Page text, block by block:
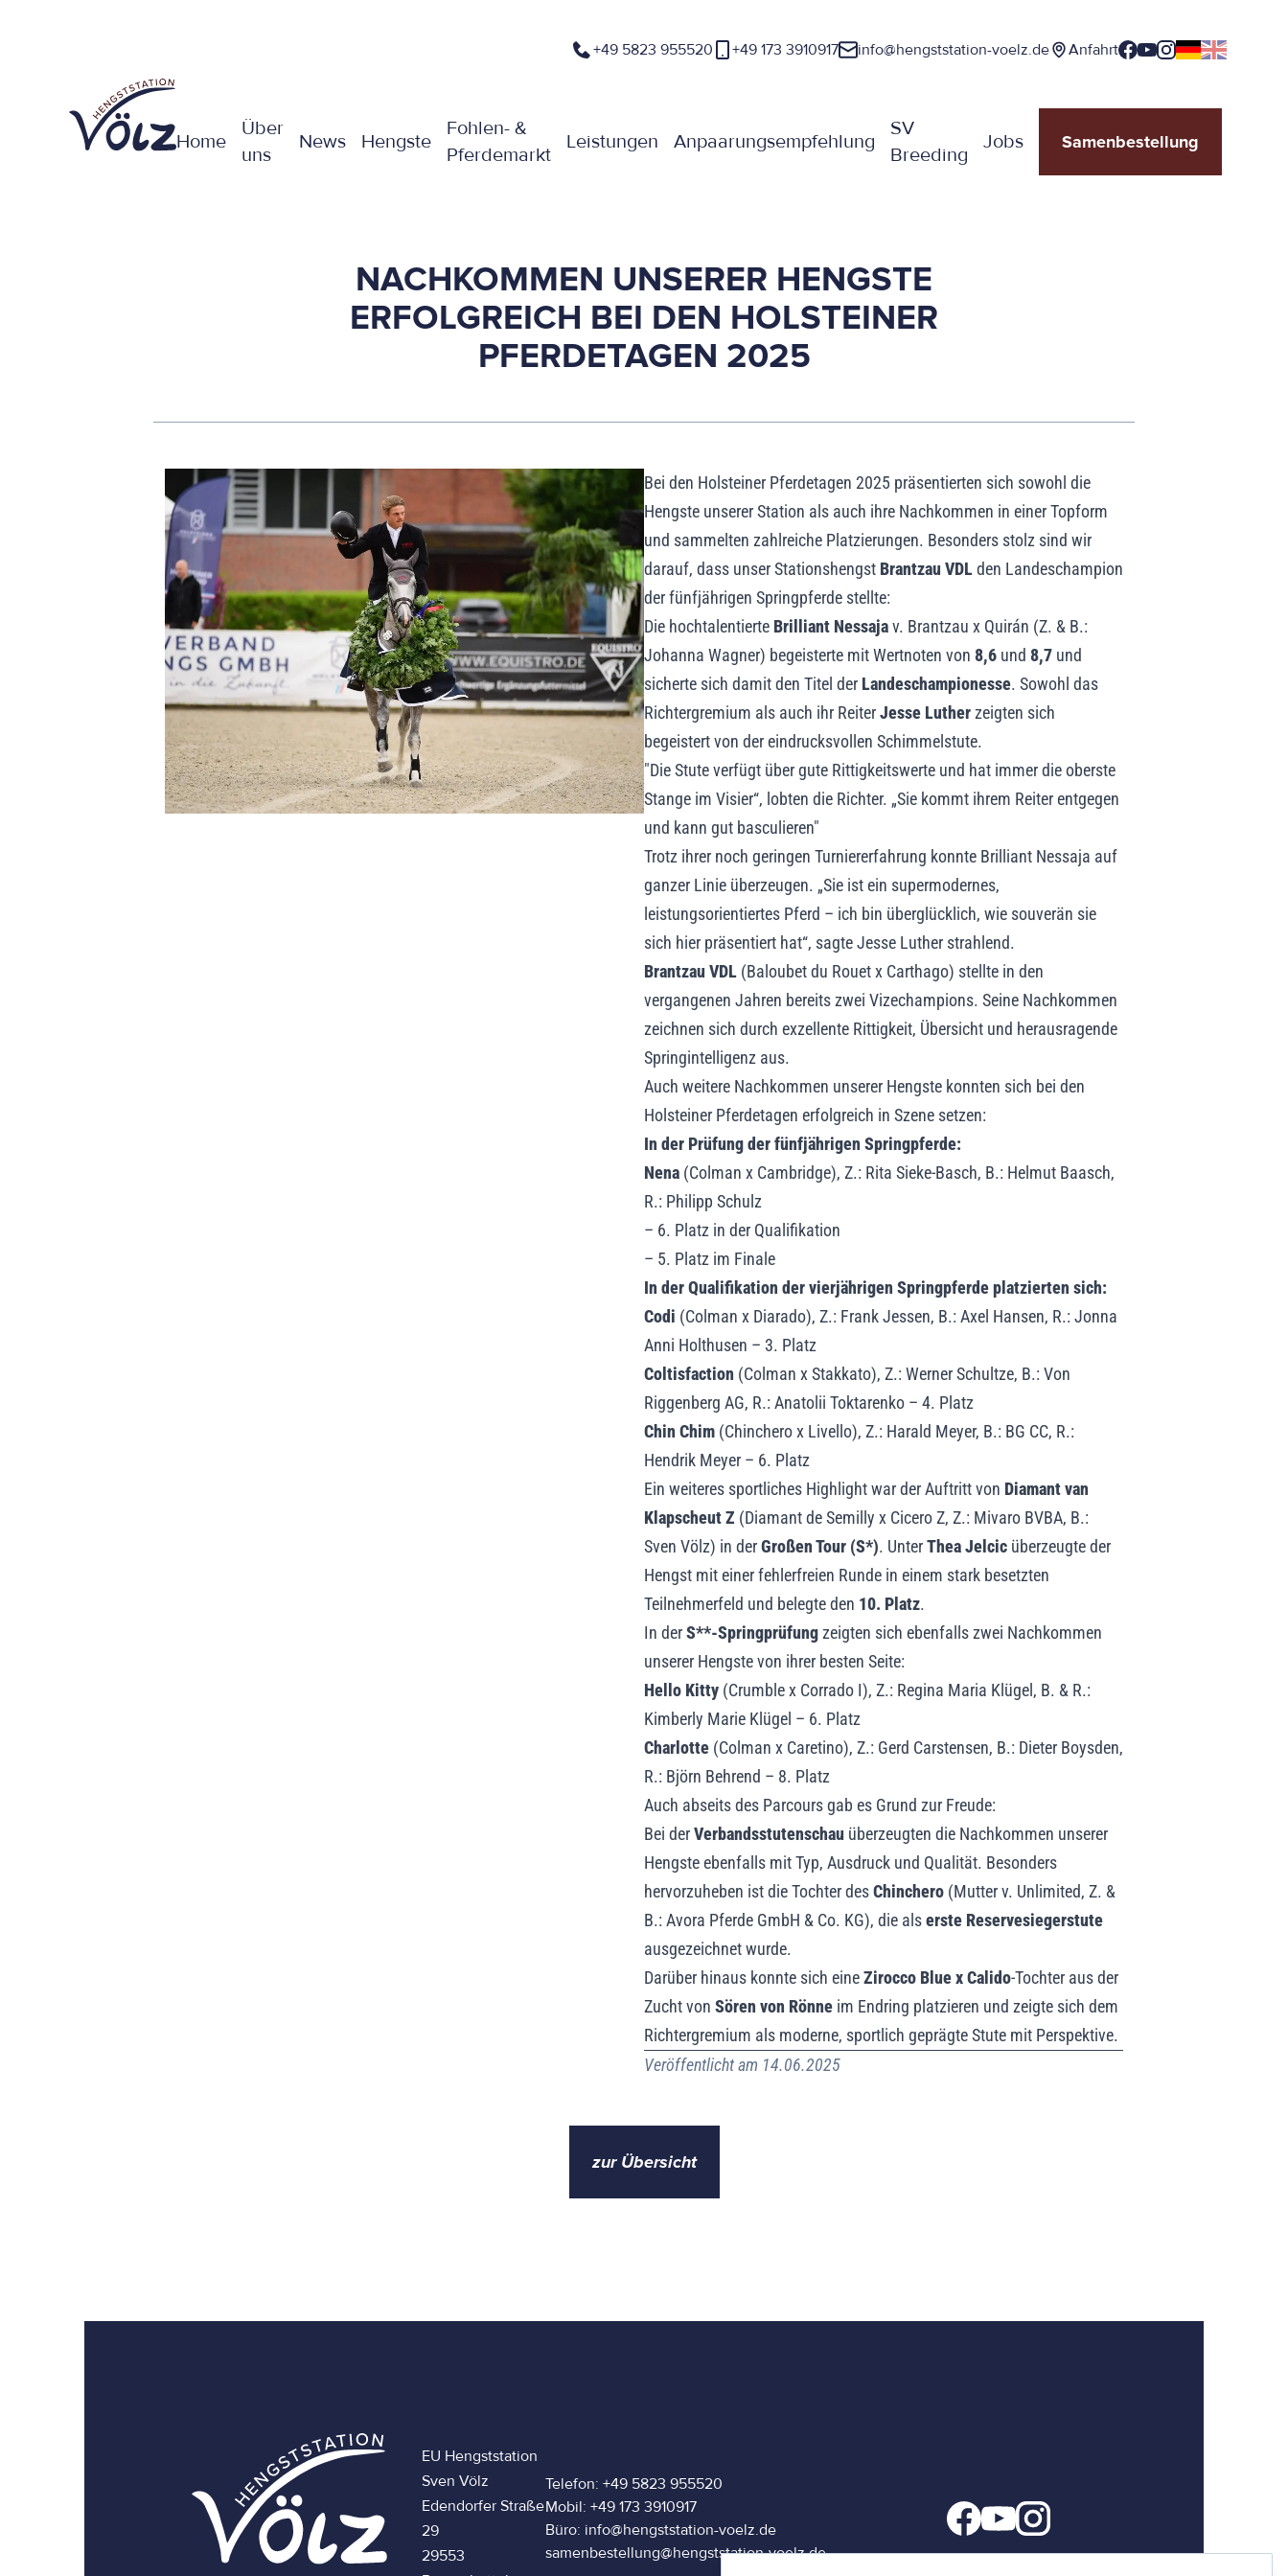
+49 5823 955520 +49 173 3910917 info@hengststation-voelz.de Anfahrt
Home
Über
uns
News Hengste
Fohlen- &
Pferdemarkt
Leistungen Anpaarungsempfehlung
SV
Breeding
Jobs Samenbestellung
NACHKOMMEN UNSERER HENGSTE
ERFOLGREICH BEI DEN HOLSTEINER
PFERDETAGEN 2025
Bei den Holsteiner Pferdetagen 2025 präsentierten sich sowohl die
Hengste unserer Station als auch ihre Nachkommen in einer Topform
und sammelten zahlreiche Platzierungen. Besonders stolz sind wir
darauf, dass unser Stationshengst Brantzau VDLden Landeschampion
der fünfjährigen Springpferde stellte:
Die hochtalentierte Brilliant Nessajav. Brantzau x Quirán (Z. & B.:
Johanna Wagner) begeisterte mit Wertnoten von 8,6 und 8,7 und
sicherte sich damit den Titel der Landeschampionesse. Sowohl das
Richtergremium als auch ihr ReiterJesse Lutherzeigten sich
begeistert von der eindrucksvollen Schimmelstute.
"Die Stute verfügt über gute Rittigkeitswerte und hat immer die oberste
Stange im Visier“, lobten die Richter. „Sie kommt ihrem Reiter entgegen
und kann gut basculieren"
Trotz ihrer noch geringen Turniererfahrung konnte Brilliant Nessaja auf
ganzer Linie überzeugen. „Sie ist ein supermodernes,
leistungsorientiertes Pferd – ich bin überglücklich, wie souverän sie
sich hier präsentiert hat“, sagte Jesse Luther strahlend.
Brantzau VDL (Baloubet du Rouet x Carthago) stellte in den
vergangenen Jahren bereits zwei Vizechampions. Seine Nachkommen
zeichnen sich durch exzellente Rittigkeit, Übersicht und herausragende
Springintelligenz aus.
Auch weitere Nachkommen unserer Hengste konnten sich bei den
Holsteiner Pferdetagen erfolgreich in Szene setzen:
In der Prüfung der fünfjährigen Springpferde:
Nena (Colman x Cambridge), Z.: Rita Sieke-Basch, B.: Helmut Baasch,
R.: Philipp Schulz
– 6. Platz in der Qualifikation
– 5. Platz im Finale
In der Qualifikation der vierjährigen Springpferde platzierten sich:
Codi (Colman x Diarado), Z.: Frank Jessen, B.: Axel Hansen, R.: Jonna
Anni Holthusen – 3. Platz
Coltisfaction (Colman x Stakkato), Z.: Werner Schultze, B.: Von
Riggenberg AG, R.: Anatolii Toktarenko – 4. Platz
Chin Chim (Chinchero x Livello), Z.: Harald Meyer, B.: BG CC, R.:
Hendrik Meyer – 6. Platz
Ein weiteres sportliches Highlight war der Auftritt von Diamant van
Klapscheut Z (Diamant de Semilly x Cicero Z, Z.: Mivaro BVBA, B.:
Sven Völz) in derGroßen Tour (S*). UnterThea Jelcic überzeugte der
Hengst mit einer fehlerfreien Runde in einem stark besetzten
Teilnehmerfeld und belegte den 10. Platz.
In derS**-Springprüfungzeigten sich ebenfalls zwei Nachkommen
unserer Hengste von ihrer besten Seite:
Hello Kitty (Crumble x Corrado I), Z.: Regina Maria Klügel, B. & R.:
Kimberly Marie Klügel – 6. Platz
Charlotte (Colman x Caretino), Z.: Gerd Carstensen, B.: Dieter Boysden,
R.: Björn Behrend – 8. Platz
Auch abseits des Parcours gab es Grund zur Freude:
Bei derVerbandsstutenschau überzeugten die Nachkommen unserer
Hengste ebenfalls mit Typ, Ausdruck und Qualität. Besonders
hervorzuheben ist die Tochter desChinchero (Mutter v. Unlimited, Z. &
B.: Avora Pferde GmbH & Co. KG), die alserste Reservesiegerstute
ausgezeichnet wurde.
Darüber hinaus konnte sich eineZirocco Blue x Calido-Tochter aus der
Zucht von Sören von Rönne im Endring platzieren und zeigte sich dem
Richtergremium als moderne, sportlich geprägte Stute mit Perspektive.
Veröffentlicht am 14.06.2025
zur Übersicht
EU Hengststation
Sven Völz
Edendorfer Straße
29
29553
Telefon: +49 5823 955520
Mobil: +49 173 3910917
Büro: info@hengststation-voelz.de
samenbestellung@hengststation-voelz.de